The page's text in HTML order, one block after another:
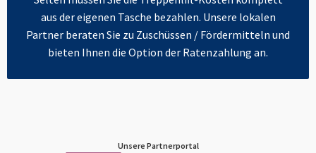
aus der eigenen Tasche bezahlen. Unsere lokalen
Partner beraten Sie zu Zuschüssen / Fördermitteln und
bieten Ihnen die Option der Ratenzahlung an.
Unsere Partnerportal